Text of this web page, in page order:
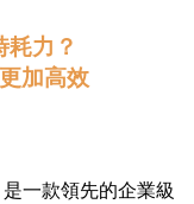
耗力？
加高效
一款領先的企業級